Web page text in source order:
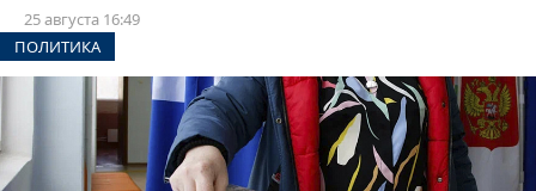
25 августа 16:49
ПОЛИТИКА